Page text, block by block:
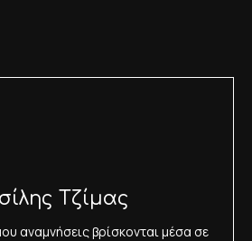
Τζίμας
αναμνήσεις βρίσκονται μέσα σε